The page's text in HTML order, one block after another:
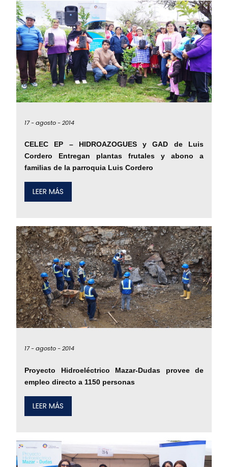
17 -agosto -2014
CELEC EP – HIDROAZOGUES y GAD de Luis
Cordero Entregan plantas frutales y abono a
familias de la parroquia Luis Cordero
LEER MÁS
17 -agosto -2014
Proyecto Hidroeléctrico Mazar-Dudas provee de
empleo directo a 1150 personas
LEER MÁS